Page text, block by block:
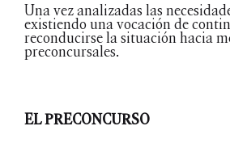
Una vez analizadas las
existiendo una vocación de
reconducirse la situación hacia
preconcursales.
EL PRECONCURSO